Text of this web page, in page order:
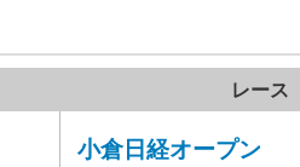
レース
小倉日経オープン